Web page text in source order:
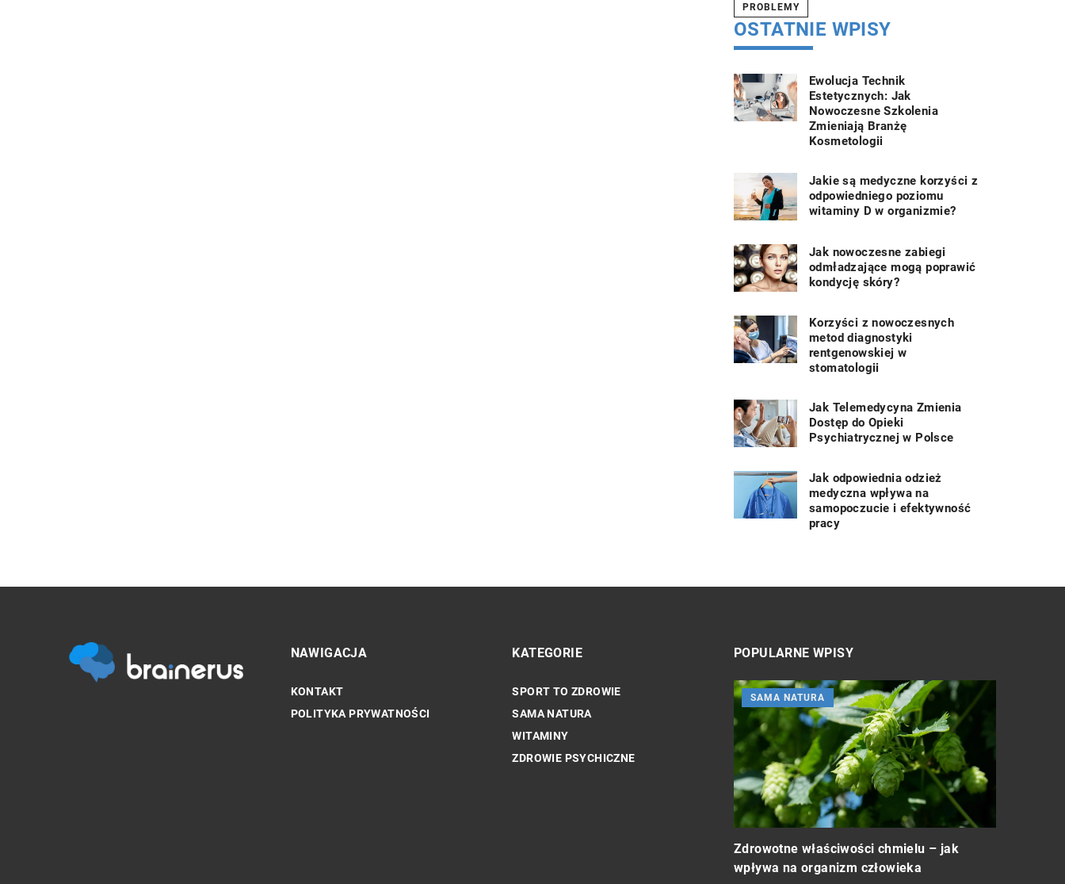
PROBLEMY
OSTATNIE WPISY
Ewolucja Technik
Estetycznych: Jak
Nowoczesne Szkolenia
Zmieniają Branżę
Kosmetologii
Jakie są medyczne korzyści z
odpowiedniego poziomu
witaminy D w organizmie?
Jak nowoczesne zabiegi
odmładzające mogą poprawić
kondycję skóry?
Korzyści z nowoczesnych
metod diagnostyki
rentgenowskiej w
stomatologii
Jak Telemedycyna Zmienia
Dostęp do Opieki
Psychiatrycznej w Polsce
Jak odpowiednia odzież
medyczna wpływa na
samopoczucie i efektywność
pracy
NAWIGACJA
KONTAKT
POLITYKA PRYWATNOŚCI
KATEGORIE
SPORT TO ZDROWIE
SAMA NATURA
WITAMINY
ZDROWIE PSYCHICZNE
POPULARNE WPISY
SAMA NATURA INNE SAMA NATURA
Zdrowotne właściwości chmielu – jak
wpływa na organizm człowieka